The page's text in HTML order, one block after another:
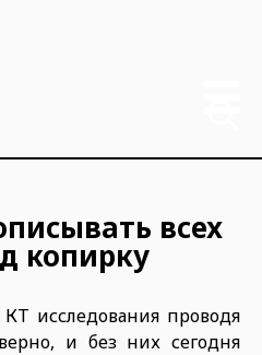
всех
копирку
исследования проводя
и без них сегодня